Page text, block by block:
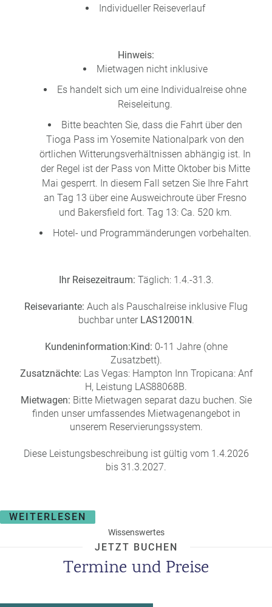
Individueller Reiseverlauf
Hinweis:
Mietwagen nicht inklusive
Es handelt sich um eine Individualreise ohne
Reiseleitung.
Bitte beachten Sie, dass die Fahrt über den
Tioga Pass im Yosemite Nationalpark von den
örtlichen Witterungsverhältnissen abhängig ist. In
der Regel ist der Pass von Mitte Oktober bis Mitte
Mai gesperrt. In diesem Fall setzen Sie Ihre Fahrt
an Tag 13 über eine Ausweichroute über Fresno
und Bakersfield fort. Tag 13: Ca. 520 km.
Hotel- und Programmänderungen vorbehalten.
Ihr Reisezeitraum: Täglich: 1.4.-31.3.
Reisevariante: Auch als Pauschalreise inklusive Flug
buchbar unter LAS12001N.
Kundeninformation:Kind: 0-11 Jahre (ohne
Zusatzbett).
Zusatznächte: Las Vegas: Hampton Inn Tropicana: Anf
H, Leistung LAS88068B.
Mietwagen: Bitte Mietwagen separat dazu buchen. Sie
finden unser umfassendes Mietwagenangebot in
unserem Reservierungssystem.
Diese Leistungsbeschreibung ist gültig vom 1.4.2026
bis 31.3.2027.
WEITERLESEN
Wissenswertes
JETZT BUCHEN
Termine und Preise